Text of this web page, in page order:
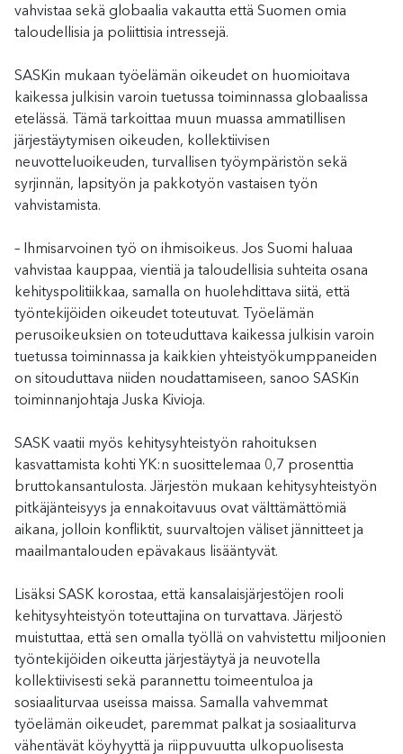
vahvistaa sekä globaalia vakautta että Suomen omia
taloudellisia ja poliittisia intressejä.
SASKin mukaan työelämän oikeudet on huomioitava
kaikessa julkisin varoin tuetussa toiminnassa globaalissa
etelässä. Tämä tarkoittaa muun muassa ammatillisen
järjestäytymisen oikeuden, kollektiivisen
neuvotteluoikeuden, turvallisen työympäristön sekä
syrjinnän, lapsityön ja pakkotyön vastaisen työn
vahvistamista.
– Ihmisarvoinen työ on ihmisoikeus. Jos Suomi haluaa
vahvistaa kauppaa, vientiä ja taloudellisia suhteita osana
kehityspolitiikkaa, samalla on huolehdittava siitä, että
työntekijöiden oikeudet toteutuvat. Työelämän
perusoikeuksien on toteuduttava kaikessa julkisin varoin
tuetussa toiminnassa ja kaikkien yhteistyökumppaneiden
on sitouduttava niiden noudattamiseen, sanoo SASKin
toiminnanjohtaja Juska Kivioja.
SASK vaatii myös kehitysyhteistyön rahoituksen
kasvattamista kohti YK:n suosittelemaa 0,7 prosenttia
bruttokansantulosta. Järjestön mukaan kehitysyhteistyön
pitkäjänteisyys ja ennakoitavuus ovat välttämättömiä
aikana, jolloin konfliktit, suurvaltojen väliset jännitteet ja
maailmantalouden epävakaus lisääntyvät.
Lisäksi SASK korostaa, että kansalaisjärjestöjen rooli
kehitysyhteistyön toteuttajina on turvattava. Järjestö
muistuttaa, että sen omalla työllä on vahvistettu miljoonien
työntekijöiden oikeutta järjestäytyä ja neuvotella
kollektiivisesti sekä parannettu toimeentuloa ja
sosiaaliturvaa useissa maissa. Samalla vahvemmat
työelämän oikeudet, paremmat palkat ja sosiaaliturva
vähentävät köyhyyttä ja riippuvuutta ulkopuolisesta